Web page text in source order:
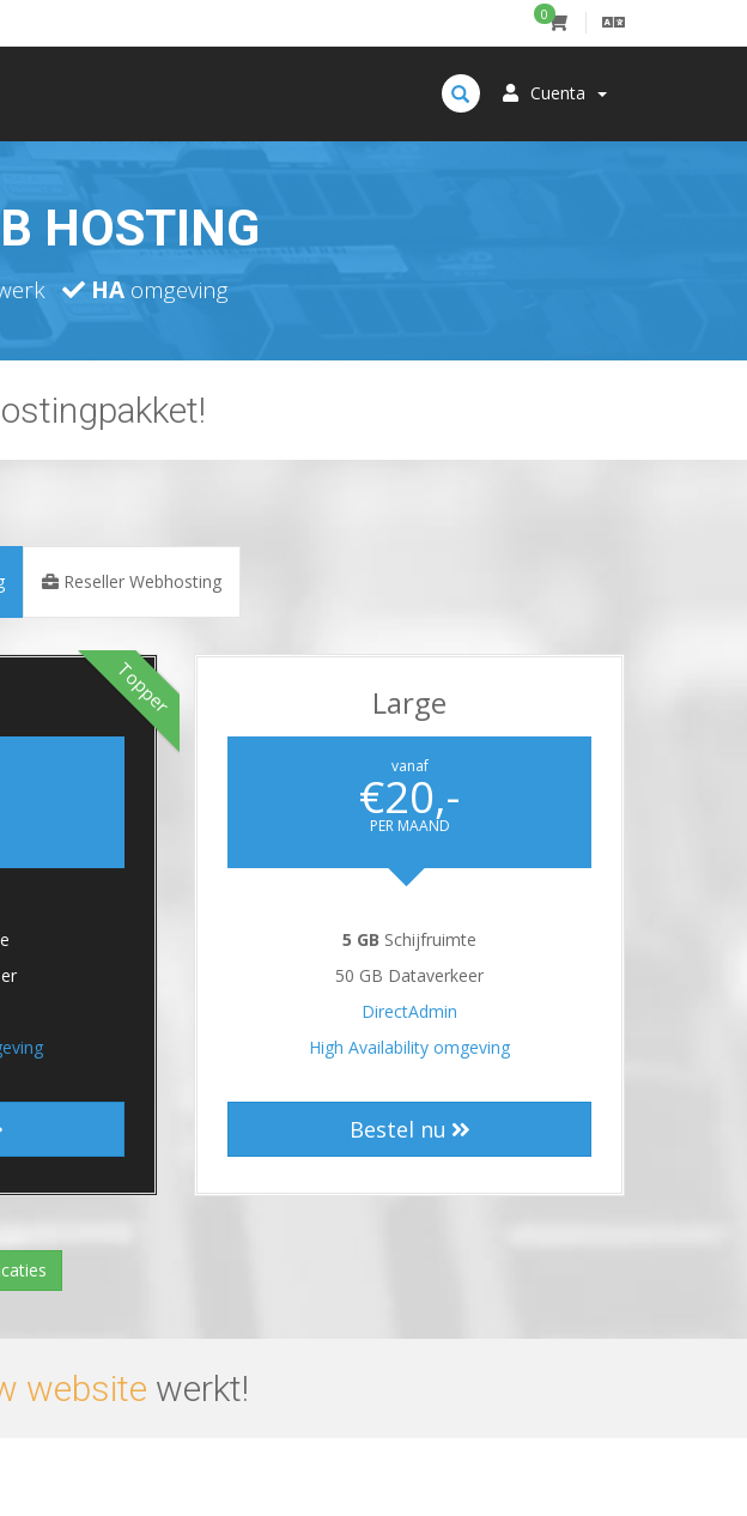
0
Cuenta
HOSTING
HA omgeving
Reseller Webhosting
Topper Large
vanaf
€20,-
PER MAAND
5 GB Schijfruimte
50 GB Dataverkeer
DirectAdmin
High Availability omgeving
Bestel nu
website werkt!